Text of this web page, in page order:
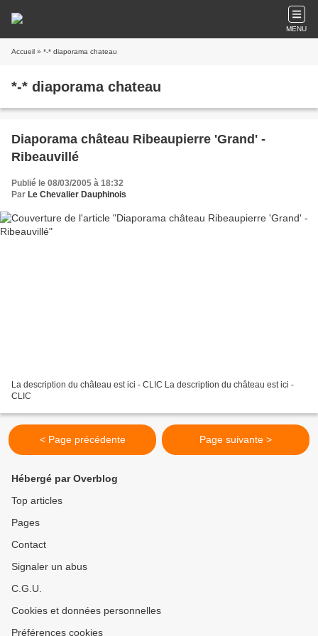
MENU
Accueil » *-* diaporama chateau
*-* diaporama chateau
Diaporama château Ribeaupierre 'Grand' -
Ribeauvillé
Publié le 08/03/2005 à 18:32
Par Le Chevalier Dauphinois
La description du château est ici - CLIC La description du château est ici -
CLIC
< Page précédente Page suivante >
Hébergé par Overblog
Top articles
Pages
Contact
Signaler un abus
C.G.U.
Cookies et données personnelles
Préférences cookies